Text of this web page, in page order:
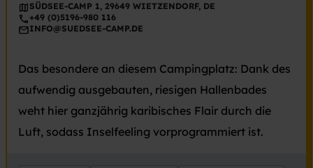
SÜDSEE-CAMP 1, 29649 WIETZENDORF, DE
+49 (0)5196-980 116
INFO@SUEDSEE-CAMP.DE
Das besondere an diesem Campingplatz: Dank des
aufwendig ausgebauten, riesigen Hallenbades
weht hier ganzjährig karibisches Flair durch die
Luft, sodass Inselfeeling vorprogrammiert ist.